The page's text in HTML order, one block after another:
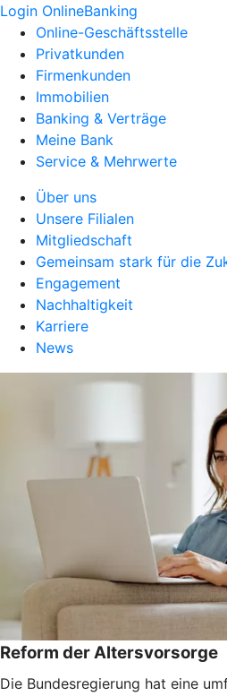
Login OnlineBanking
Online-Geschäftsstelle
Privatkunden
Firmenkunden
Immobilien
Banking & Verträge
Meine Bank
Service & Mehrwerte
Über uns
Unsere Filialen
Mitgliedschaft
Gemeinsam stark für die
Engagement
Nachhaltigkeit
Karriere
News
Reform der Altersvorsorge
Die Bundesregierung hat eine